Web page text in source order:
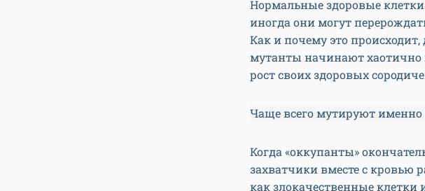
Нормальные здоровые
иногда они могут
Как и почему это
мутанты начинают хаотично
рост своих здоровых
Чаще всего мутируют
Когда «оккупанты»
захватчики вместе с кровью
как злокачественные